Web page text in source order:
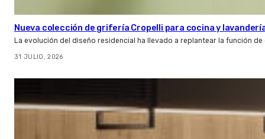
Nueva colección de grifería Cropelli para cocina y
La evolución del diseño residencial ha llevado a replantear la función
31 JULIO, 2026